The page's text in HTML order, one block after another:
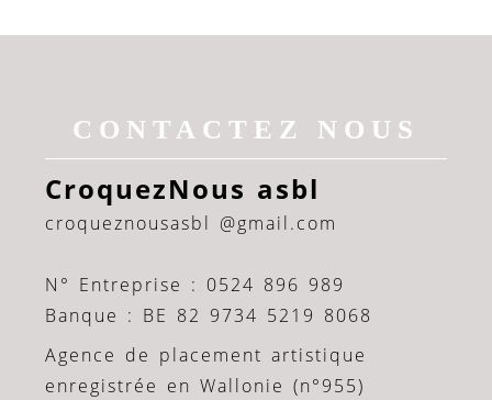
CONTACTEZ NOUS
CroquezNous asbl
croqueznousasbl @gmail.com
N° Entreprise : 0524 896 989
Banque : BE 82 9734 5219 8068
Agence de placement artistique
enregistrée en Wallonie (n°955)